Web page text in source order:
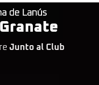
de Lanús
Junto al Club